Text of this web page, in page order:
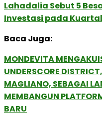
Lahadalia Sebut 5
Investasi pada
Baca Juga:
MONDEVITA
UNDERSCORE
MAGLIANO, SEBAGAI
MEMBANGUN
BARU